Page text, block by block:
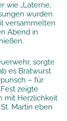
wie „Laterne,
wurden.
versammelten
Abend in
sorgte
es Bratwurst
– für
zeigte
mit Herzlichkeit
Martin eben